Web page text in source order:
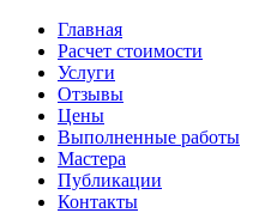
Главная
Расчет стоимости
Услуги
Отзывы
Цены
Выполненные работы
Мастера
Публикации
Контакты